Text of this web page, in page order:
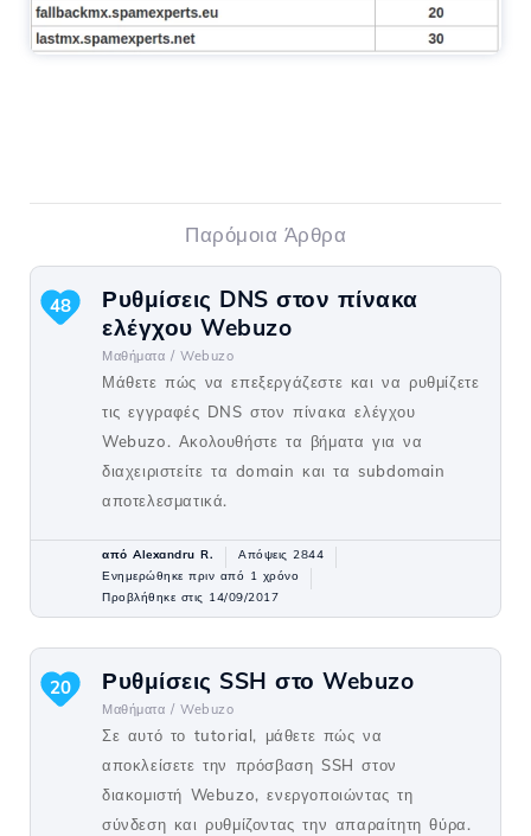
Παρόμοια Άρθρα
Ρυθμίσεις DNS στον πίνακα
ελέγχου Webuzo
Μαθήματα / Webuzo
Μάθετε πώς να επεξεργάζεστε και να ρυθμίζετε
τις εγγραφές DNS στον πίνακα ελέγχου
Webuzo. Ακολουθήστε τα βήματα για να
διαχειριστείτε τα domain και τα subdomain
αποτελεσματικά.
48
από Alexandru R.
Απόψεις 2844
Ενημερώθηκε πριν από 1 χρόνο
Προβλήθηκε στις 14/09/2017
Ρυθμίσεις SSH στο Webuzo
Μαθήματα / Webuzo
Σε αυτό το tutorial, μάθετε πώς να
αποκλείσετε την πρόσβαση SSH στον
διακομιστή Webuzo, ενεργοποιώντας τη
σύνδεση και ρυθμίζοντας την απαραίτητη θύρα.
20